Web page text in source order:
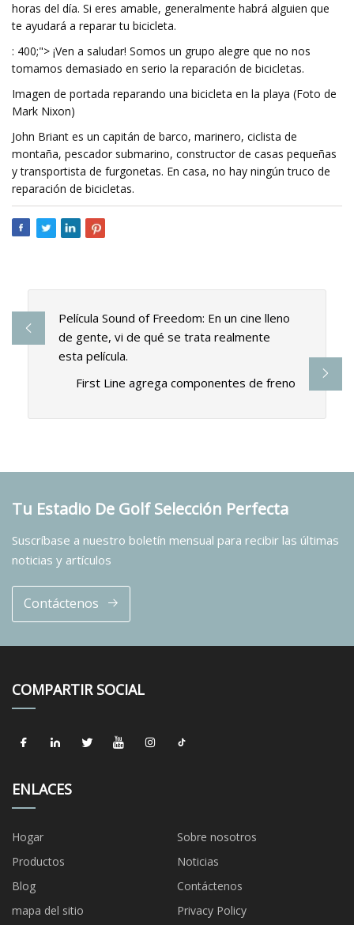
horas del día. Si eres amable, generalmente habrá alguien que
te ayudará a reparar tu bicicleta.
: 400;"> ¡Ven a saludar! Somos un grupo alegre que no nos
tomamos demasiado en serio la reparación de bicicletas.
Imagen de portada reparando una bicicleta en la playa (Foto de
Mark Nixon)
John Briant es un capitán de barco, marinero, ciclista de
montaña, pescador submarino, constructor de casas pequeñas
y transportista de furgonetas. En casa, no hay ningún truco de
reparación de bicicletas.
Película Sound of Freedom: En un cine lleno
de gente, vi de qué se trata realmente
esta película.
First Line agrega componentes de freno
Tu Estadio De Golf Selección Perfecta
Suscríbase a nuestro boletín mensual para recibir las últimas
noticias y artículos
Contáctenos
COMPARTIR SOCIAL
ENLACES
Hogar
Sobre nosotros
Productos
Noticias
Blog
Contáctenos
mapa del sitio
Privacy Policy